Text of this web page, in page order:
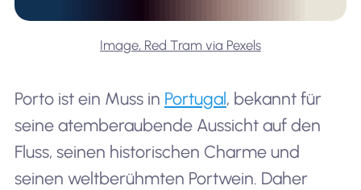
Image, Red Tram via Pexels
Porto ist ein Muss in Portugal , bekannt für
seine atemberaubende Aussicht auf den
Fluss, seinen historischen Charme und
seinen weltberühmten Portwein. Daher